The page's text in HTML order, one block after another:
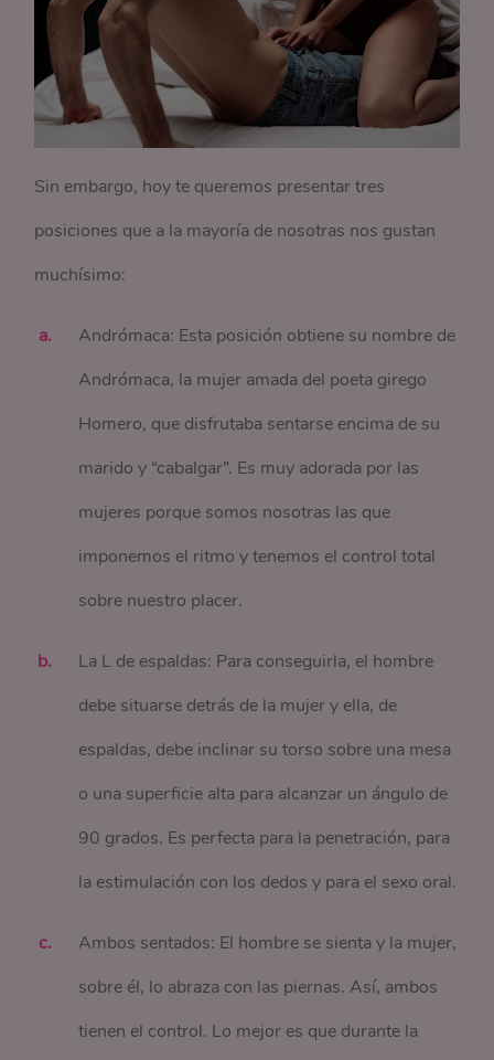
Sin embargo, hoy te queremos presentar tres
posiciones que a la mayoría de nosotras nos gustan
muchísimo:
Andrómaca: Esta posición obtiene su nombre de
Andrómaca, la mujer amada del poeta girego
Homero, que disfrutaba sentarse encima de su
marido y “cabalgar”. Es muy adorada por las
mujeres porque somos nosotras las que
imponemos el ritmo y tenemos el control total
sobre nuestro placer.
La L de espaldas: Para conseguirla, el hombre
debe situarse detrás de la mujer y ella, de
espaldas, debe inclinar su torso sobre una mesa
o una superficie alta para alcanzar un ángulo de
90 grados. Es perfecta para la penetración, para
la estimulación con los dedos y para el sexo oral.
Ambos sentados: El hombre se sienta y la mujer,
sobre él, lo abraza con las piernas. Así, ambos
tienen el control. Lo mejor es que durante la